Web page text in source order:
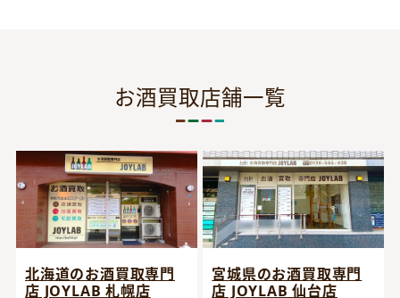
お酒買取店舗一覧
北海道のお酒買取専門
店 JOYLAB 札幌店
宮城県のお酒買取専門
店 JOYLAB 仙台店